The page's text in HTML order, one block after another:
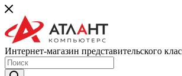
Интернет-магазин представительского